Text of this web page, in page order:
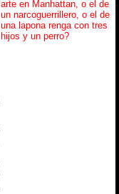
arte en Manhattan, o el de
un narcoguerrillero, o el de
una lapona renga con tres
hijos y un perro?